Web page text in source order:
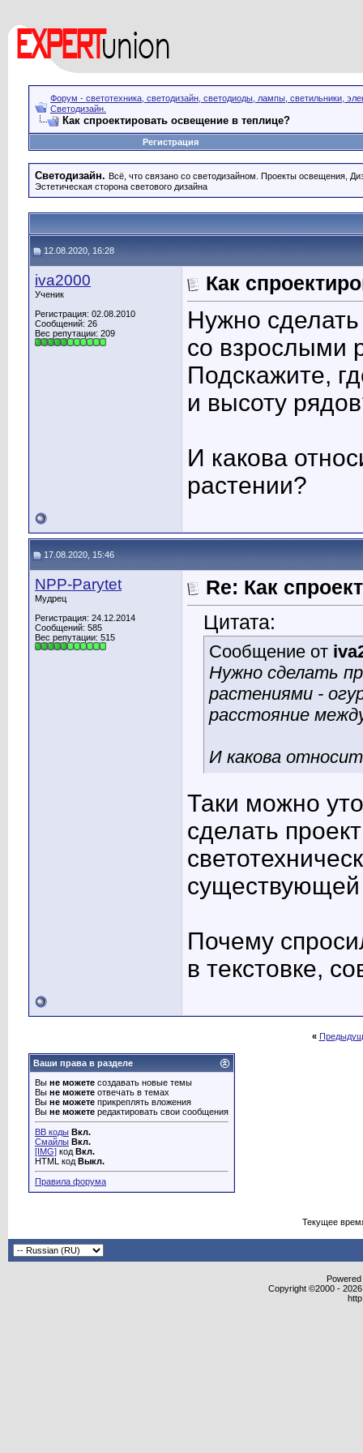
Форум - светотехника, светодизайн, светодиоды, лампы, светильники,
Светодизайн.
Как спроектировать освещение в теплице?
Регистрация
Светодизайн. Всё, что связано со светодизайном. Проекты освещения,
Эстетическая сторона светового дизайна
12.08.2020, 16:28
iva2000
Ученик
Регистрация: 02.08.2010
Сообщений: 26
Вес репутации: 209
Как
Нужно
со взрослыми
Подскажите,
и высоту
И какова
растении?
17.08.2020, 15:46
NPP-Parytet
Мудрец
Регистрация: 24.12.2014
Сообщений: 585
Вес репутации: 515
Re: Как
Цитата:
Сообщение от
Нужно сделать
растениями -
расстояние
И какова
Таки можно
сделать
Почему
в текстовке,
«
Ваши права в разделе
Вы не можете создавать новые темы
Вы не можете отвечать в темах
Вы не можете прикреплять вложения
Вы не можете редактировать свои сообщения
BB коды Вкл.
Смайлы Вкл.
[IMG] код Вкл.
HTML код Выкл.
Правила форума
Текущее
Copyright ©2000 -